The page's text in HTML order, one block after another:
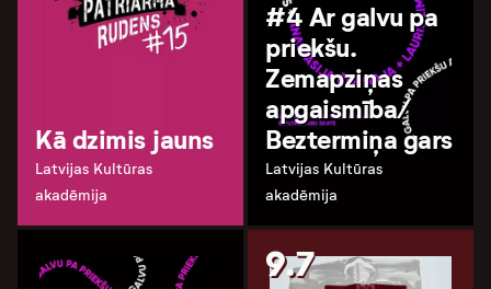
Kā dzimis jauns
Latvijas Kultūras
akadēmija
#4 Ar galvu pa
priekšu.
Zemapziņas
apgaismība/
Beztermiņa gars
Latvijas Kultūras
akadēmija
9.7